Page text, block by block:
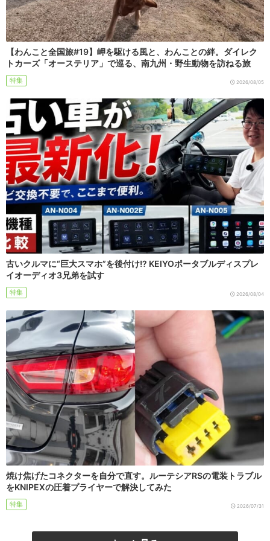
【わんこと全国旅#19】岬を駆ける風と、わんことの絆。ダイレク
トカーズ「オーステリア」で巡る、南九州・野生動物を訪ねる旅
特集 2026/08/05
古いクルマに“巨大スマホ”を後付け!? KEIYOポータブルディスプレ
イオーディオ3兄弟を試す
特集 2026/08/04
焼け焦げたコネクターを自分で直す。ルーテシアRSの電装トラブル
をKNIPEXの圧着プライヤーで解決してみた
特集 2026/07/31